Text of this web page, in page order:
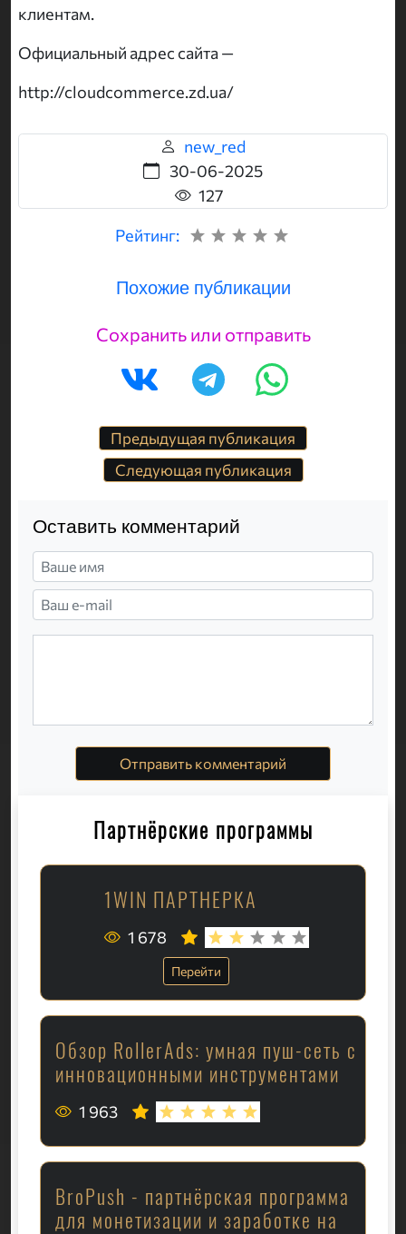
клиентам.
Официальный адрес сайта —
http://cloudcommerce.zd.ua/
new_red
30-06-2025
127
Рейтинг:
Похожие публикации
Сохранить или отправить
Предыдущая публикация
Следующая публикация
Оставить комментарий
Отправить комментарий
Партнёрские программы
1WIN ПАРТНЕРКА
1 678
Перейти
Обзор RollerAds: умная пуш-сеть с
инновационными инструментами
1 963
BroPush - партнёрская программа
для монетизации и заработке на